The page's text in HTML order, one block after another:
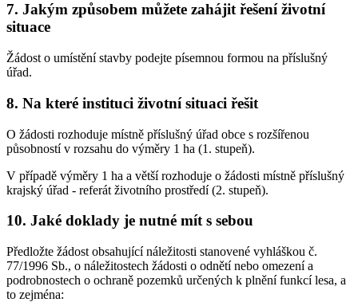
7. Jakým způsobem můžete zahájit řešení životní
situace
Žádost o umístění stavby podejte písemnou formou na příslušný
úřad.
8. Na které instituci životní situaci řešit
O žádosti rozhoduje místně příslušný úřad obce s rozšířenou
působností v rozsahu do výměry 1 ha (1. stupeň).
V případě výměry 1 ha a větší rozhoduje o žádosti místně příslušný
krajský úřad - referát životního prostředí (2. stupeň).
10. Jaké doklady je nutné mít s sebou
Předložte žádost obsahující náležitosti stanovené vyhláškou č.
77/1996 Sb., o náležitostech žádosti o odnětí nebo omezení a
podrobnostech o ochraně pozemků určených k plnění funkcí lesa, a
to zejména: